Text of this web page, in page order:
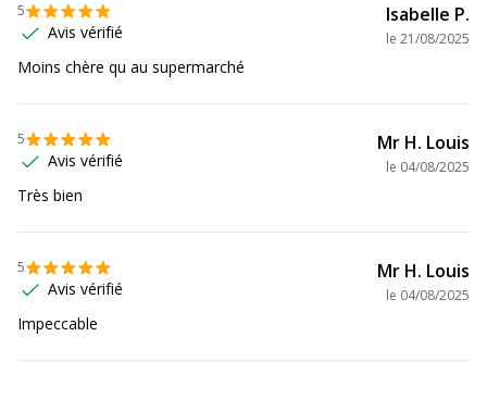
5
Avis vérifié
Isabelle P.
le 21/08/2025
Moins chère qu au supermarché
5
Avis vérifié
Mr H. Louis
le 04/08/2025
Très bien
5
Avis vérifié
Mr H. Louis
le 04/08/2025
Impeccable